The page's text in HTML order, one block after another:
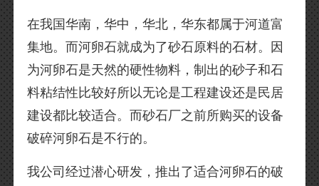
在我国华南，华中，华北，华东都属于河道富
集地。而河卵石就成为了砂石原料的石材。因
为河卵石是天然的硬性物料，制出的砂子和石
料粘结性比较好所以无论是工程建设还是民居
建设都比较适合。而砂石厂之前所购买的设备
破碎河卵石是不行的。
我公司经过潜心研发，推出了适合河卵石的破